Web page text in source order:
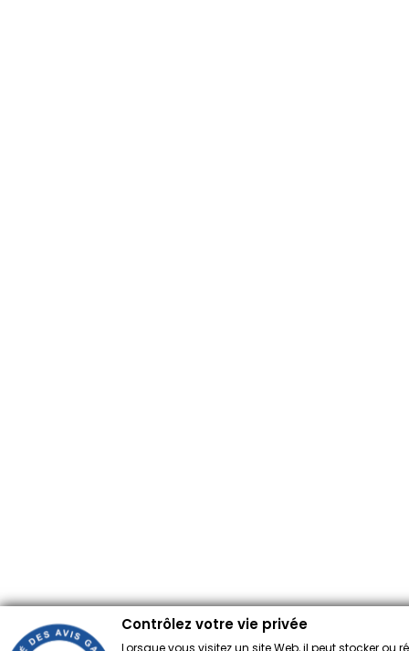
Contrôlez votre vie privée
Lorsque vous visitez un site Web, il peut stocker ou